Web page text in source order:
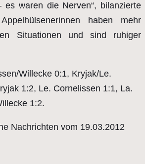
es waren die Nerven“, bilanzierte
haben mehr
Situationen und sind ruhiger
Willecke 0:1, Kryjak/Le.
1:2, Le. Cornelissen 1:1, La.
1:2.
Nachrichten vom 19.03.2012